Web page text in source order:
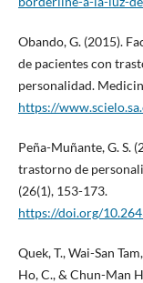
Obando, G. (2015).
de pacientes con
personalidad.
https://
Peña-Muñante, G. S.
trastorno de
(26(1), 153-173.
https://doi.org/
Quek, T., Wai-San
Ho, C., & Chun-Man